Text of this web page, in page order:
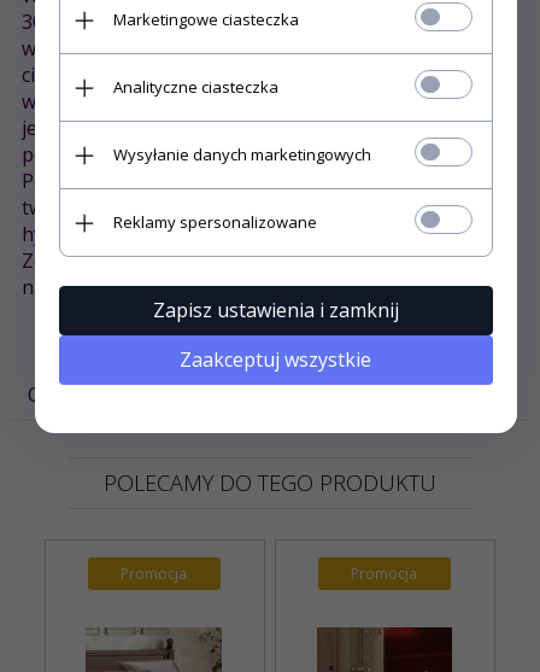
30% wody, nie sprawiając przy dotyku wrażenia
wilgotności. Mimo, iż w dotyku jest chłodny, utrzymuje
ciepło, charakteryzuje się dużą sprężystością i
wytrzymałością, dzięki temu wyroby wykonane z
jedwabiu nie gniotą się i prawie się nie elektryzują,
ponieważ stale utrzymują swoją wilgotność.
Pościel jedwabna, to wyjątkowo ekskluzywna pościel w
twojej sypialni, bardzo wytrzymała, elastyczna i
hypoalergiczna.
Została wyprodukowana z najwyzszej jakości
naturalnego jedwabiu dostępnego na rynku.
OPINIE KLIENTÓW
POLECAMY DO TEGO PRODUKTU
Promocja Promocja
Marketingowe ciasteczka
Analityczne ciasteczka
Wysyłanie danych marketingowych
Reklamy spersonalizowane
Zapisz ustawienia i zamknij
Zaakceptuj wszystkie